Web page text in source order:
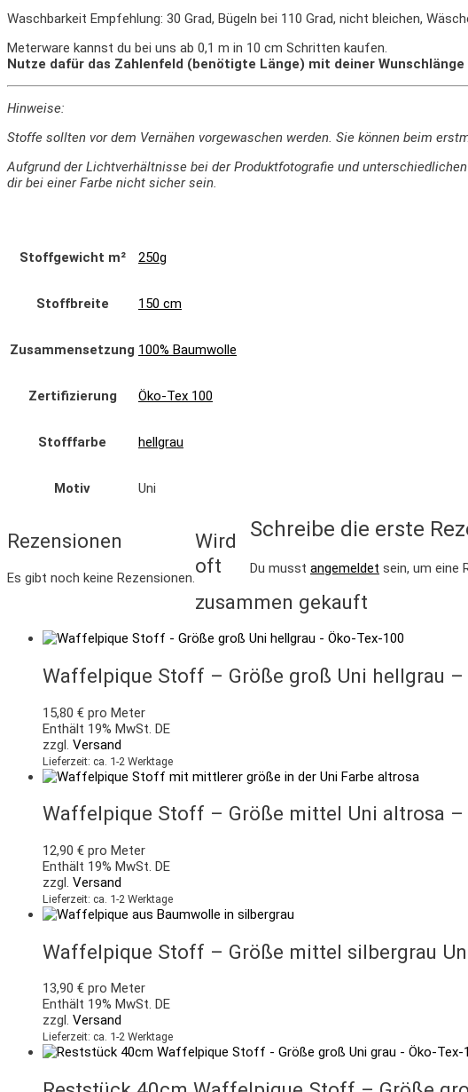
Waschbarkeit Empfehlung: 30 Grad, Bügeln bei 110 Grad, nicht bleichen,
Meterware kannst du bei uns ab 0,1 m in 10 cm Schritten kaufen.
Nutze dafür das Zahlenfeld (benötigte Länge) mit deiner
Hinweise:
Stoffe sollten vor dem Vernähen vorgewaschen werden. Sie können beim
Aufgrund der Lichtverhältnisse bei der Produktfotografie und
dir bei einer Farbe nicht sicher sein.
Stoffgewicht m² 250g
Stoffbreite 150 cm
Zusammensetzung 100% Baumwolle
Zertifizierung Öko-Tex 100
Stofffarbe hellgrau
Motiv Uni
Rezensionen
Es gibt noch keine Rezensionen.
Schreibe die erste
Du musst angemeldet sein, um eine
Wird
oft
zusammen gekauft
Waffelpique Stoff – Größe groß Uni hellgrau –
15,80 € pro Meter
Enthält 19% MwSt. DE
zzgl. Versand
Lieferzeit: ca. 1-2 Werktage
Waffelpique Stoff – Größe mittel Uni altrosa –
12,90 € pro Meter
Enthält 19% MwSt. DE
zzgl. Versand
Lieferzeit: ca. 1-2 Werktage
Waffelpique Stoff – Größe mittel silbergrau
13,90 € pro Meter
Enthält 19% MwSt. DE
zzgl. Versand
Lieferzeit: ca. 1-2 Werktage